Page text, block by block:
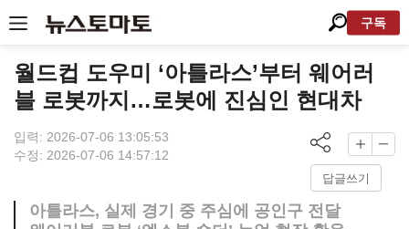
구독
월드컵 도우미 ‘아틀라스’부터 웨어러
블 로봇까지…로봇에 진심인 현대차
입력: 2026-07-06 13:05:53
수정: 2026-07-06 14:57:12
답글쓰기
아틀라스, 실제 경기 중 주심에 공인구 전달